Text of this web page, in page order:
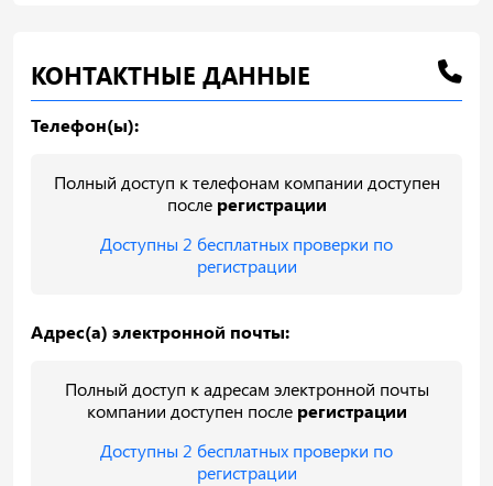
КОНТАКТНЫЕ ДАННЫЕ
Телефон(ы):
Полный доступ к телефонам компании доступен
после регистрации
Доступны 2 бесплатных проверки по
регистрации
Адрес(а) электронной почты:
Полный доступ к адресам электронной почты
компании доступен после регистрации
Доступны 2 бесплатных проверки по
регистрации